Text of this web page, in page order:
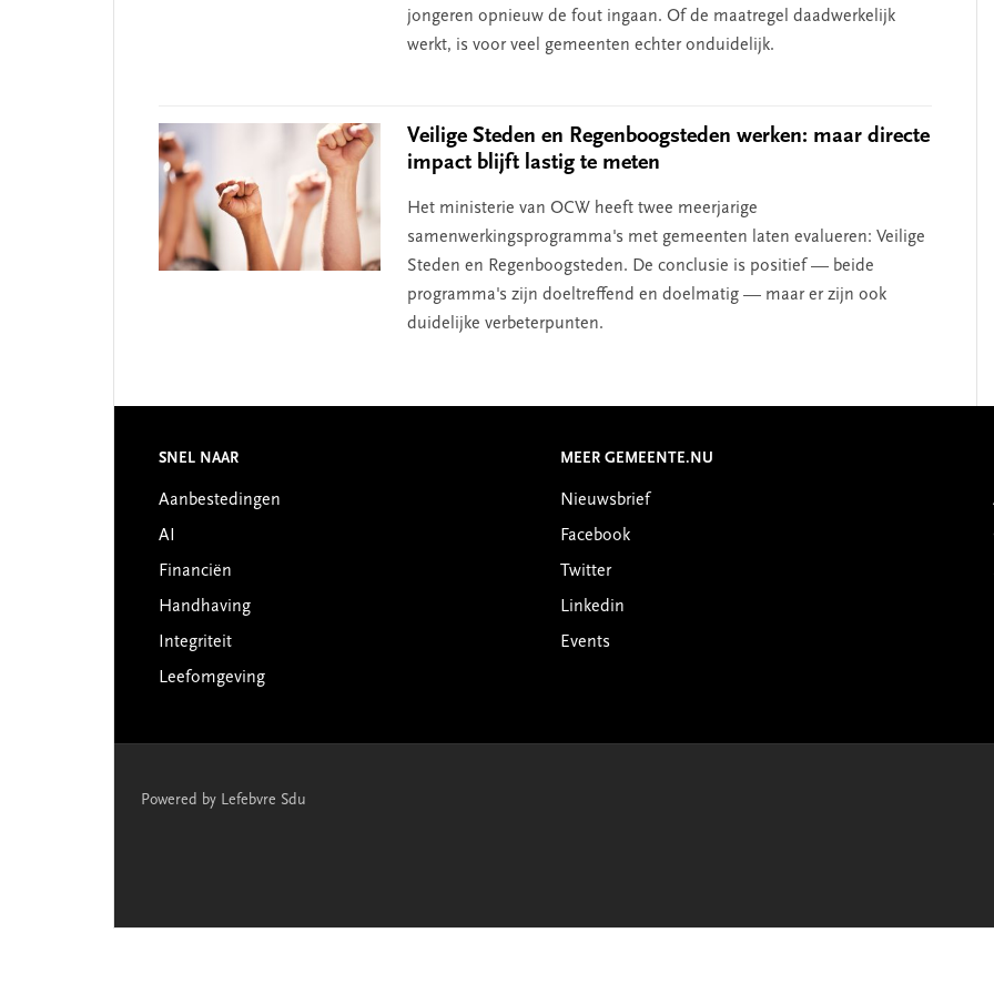
jongeren opnieuw de fout ingaan. Of de maatregel daadwerkelijk
werkt, is voor veel gemeenten echter onduidelijk.
Veilige Steden en Regenboogsteden werken: maar directe
impact blijft lastig te meten
Het ministerie van OCW heeft twee meerjarige
samenwerkingsprogramma's met gemeenten laten evalueren: Veilige
Steden en Regenboogsteden. De conclusie is positief — beide
programma's zijn doeltreffend en doelmatig — maar er zijn ook
duidelijke verbeterpunten.
Footer
SNEL NAAR
Aanbestedingen
AI
Financiën
Handhaving
Integriteit
Leefomgeving
MEER GEMEENTE.NU
Nieuwsbrief
Facebook
Twitter
Linkedin
Events
Powered by Lefebvre Sdu